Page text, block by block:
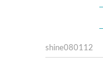
shine080112